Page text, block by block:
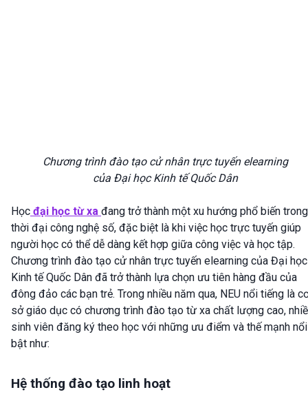
Chương trình đào tạo cử nhân trực tuyến elearning
của Đại học Kinh tế Quốc Dân
Học đại học từ xa đang trở thành một xu hướng phổ biến trong
thời đại công nghệ số, đặc biệt là khi việc học trực tuyến giúp
người học có thể dễ dàng kết hợp giữa công việc và học tập.
Chương trình đào tạo cử nhân trực tuyến elearning của Đại học
Kinh tế Quốc Dân đã trở thành lựa chọn ưu tiên hàng đầu của
đông đảo các bạn trẻ. Trong nhiều năm qua, NEU nổi tiếng là
sở giáo dục có chương trình đào tạo từ xa chất lượng cao,
sinh viên đăng ký theo học với những ưu điểm và thế mạnh nổi
bật như:
Hệ thống đào tạo linh hoạt